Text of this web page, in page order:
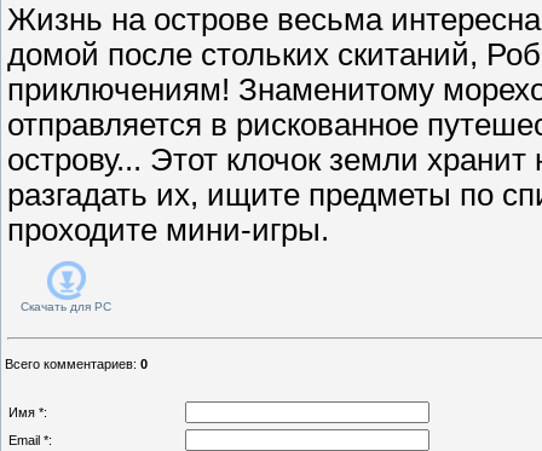
Жизнь на острове весьма
домой после стольких скитаний,
приключениям! Знаменитому
отправляется в рискованное
острову... Этот клочок земли
разгадать их, ищите предметы по
проходите мини-игры.
Скачать для PC
Всего комментариев: 0
Имя *:
Email *: